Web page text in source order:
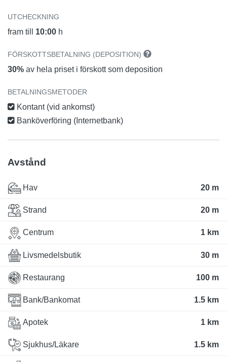
UTCHECKNING
fram till 10:00 h
FÖRSKOTTSBETALNING (DEPOSITION)
30% av hela priset i förskott som deposition
BETALNINGSMETODER
Kontant (vid ankomst)
Banköverföring (Internetbank)
Avstånd
Hav 20 m
Strand 20 m
Centrum 1 km
Livsmedelsbutik 30 m
Restaurang 100 m
Bank/Bankomat 1.5 km
Apotek 1 km
Sjukhus/Läkare 1.5 km